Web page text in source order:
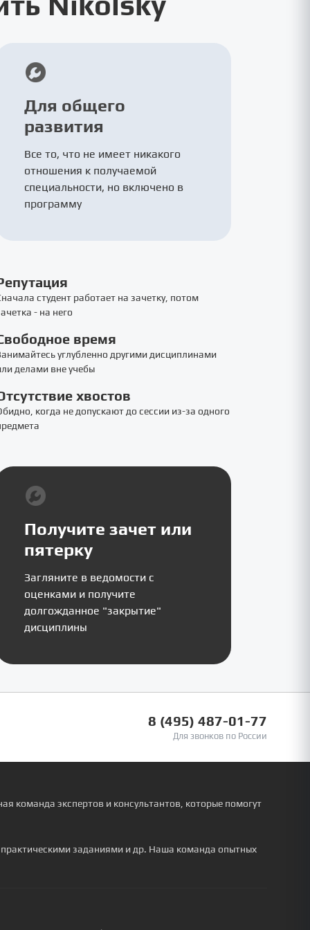
Для общего
развития
Все то, что не имеет никакого
отношения к получаемой
специальности, но включено в
программу
студент работает на зачетку, потом
- на него
время
углубленно другими дисциплинами
делами вне учебы
хвостов
когда не допускают до сессии из-за одного
Получите зачет или
пятерку
Загляните в ведомости с
оценками и получите
долгожданное "закрытие"
дисциплины
8 (495) 487-01-77
Для звонков по России
команда экспертов и консультантов, которые помогут
заданиями и др. Наша команда опытных